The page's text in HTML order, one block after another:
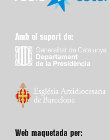
Amb el suport de:
Web maquetada per: